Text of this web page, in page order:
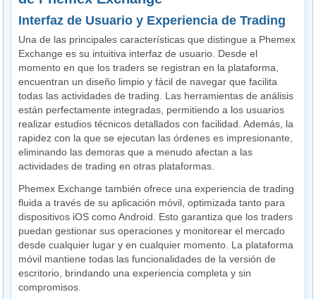
Interfaz de Usuario y Experiencia de Trading
Una de las principales características que distingue a Phemex
Exchange es su intuitiva interfaz de usuario. Desde el
momento en que los traders se registran en la plataforma,
encuentran un diseño limpio y fácil de navegar que facilita
todas las actividades de trading. Las herramientas de análisis
están perfectamente integradas, permitiendo a los usuarios
realizar estudios técnicos detallados con facilidad. Además, la
rapidez con la que se ejecutan las órdenes es impresionante,
eliminando las demoras que a menudo afectan a las
actividades de trading en otras plataformas.
Phemex Exchange también ofrece una experiencia de trading
fluida a través de su aplicación móvil, optimizada tanto para
dispositivos iOS como Android. Esto garantiza que los traders
puedan gestionar sus operaciones y monitorear el mercado
desde cualquier lugar y en cualquier momento. La plataforma
móvil mantiene todas las funcionalidades de la versión de
escritorio, brindando una experiencia completa y sin
compromisos.